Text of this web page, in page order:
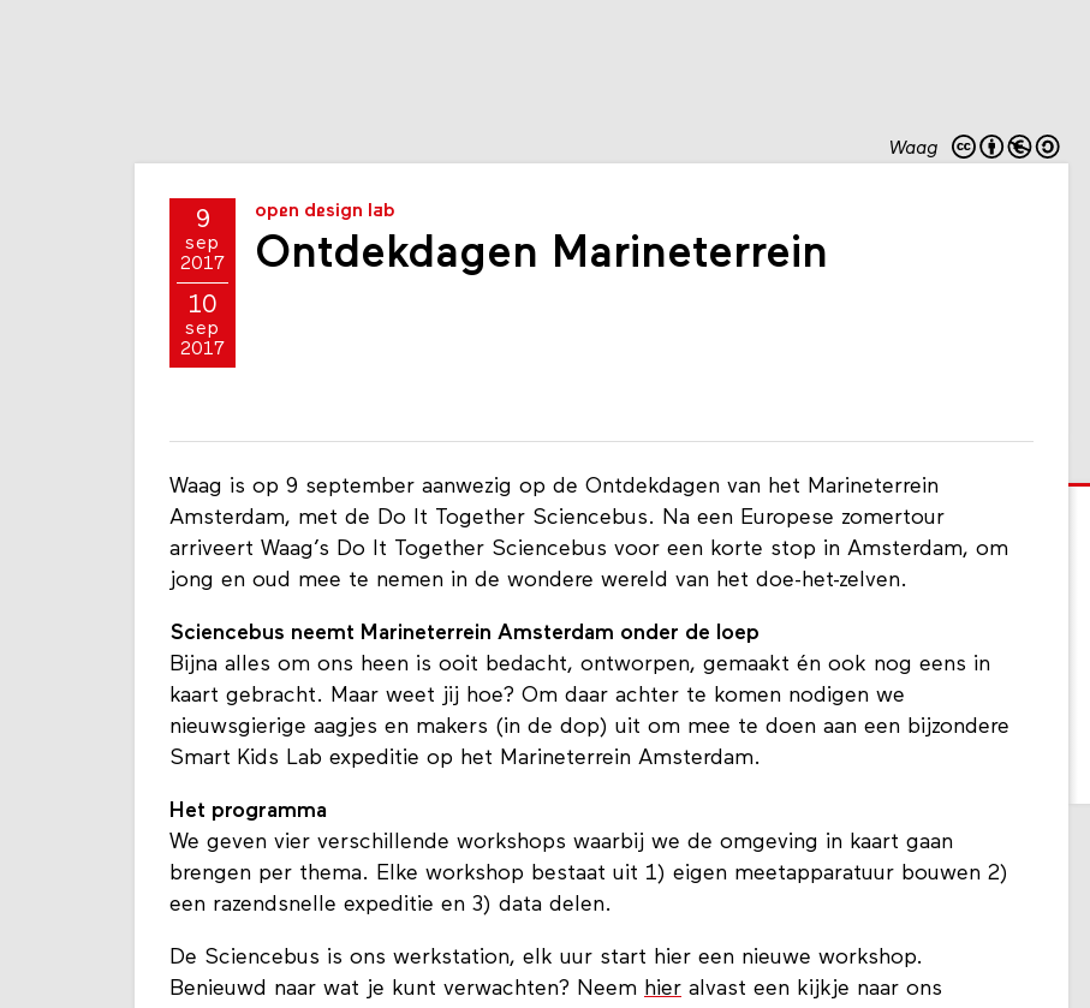
Waag
9
sep
2017
10
sep
2017
open design lab
Ontdekdagen Marineterrein
Waag is op 9 september aanwezig op de Ontdekdagen van het Marineterrein
Amsterdam, met de Do It Together Sciencebus. Na een Europese zomertour
arriveert Waag’s Do It Together Sciencebus voor een korte stop in Amsterdam, om
jong en oud mee te nemen in de wondere wereld van het doe-het-zelven.
Sciencebus neemt Marineterrein Amsterdam onder de loep
Bijna alles om ons heen is ooit bedacht, ontworpen, gemaakt én ook nog eens in
kaart gebracht. Maar weet jij hoe? Om daar achter te komen nodigen we
nieuwsgierige aagjes en makers (in de dop) uit om mee te doen aan een bijzondere
Smart Kids Lab expeditie op het Marineterrein Amsterdam.
Het programma
We geven vier verschillende workshops waarbij we de omgeving in kaart gaan
brengen per thema. Elke workshop bestaat uit 1) eigen meetapparatuur bouwen 2)
een razendsnelle expeditie en 3) data delen.
De Sciencebus is ons werkstation, elk uur start hier een nieuwe workshop.
Benieuwd naar wat je kunt verwachten? Neem hier alvast een kijkje naar ons